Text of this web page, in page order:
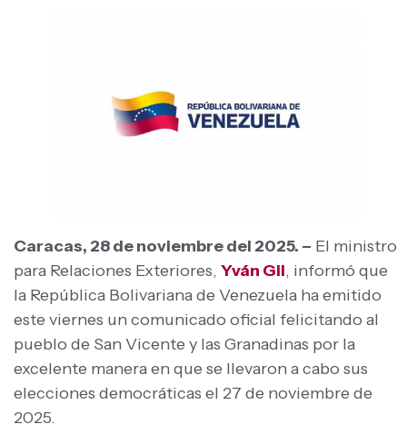
Caracas, 28 de noviembre del 2025. – El ministro
para Relaciones Exteriores, Yván Gil, informó que
la República Bolivariana de Venezuela ha emitido
este viernes un comunicado oficial felicitando al
pueblo de San Vicente y las Granadinas por la
excelente manera en que se llevaron a cabo sus
elecciones democráticas el 27 de noviembre de
2025.